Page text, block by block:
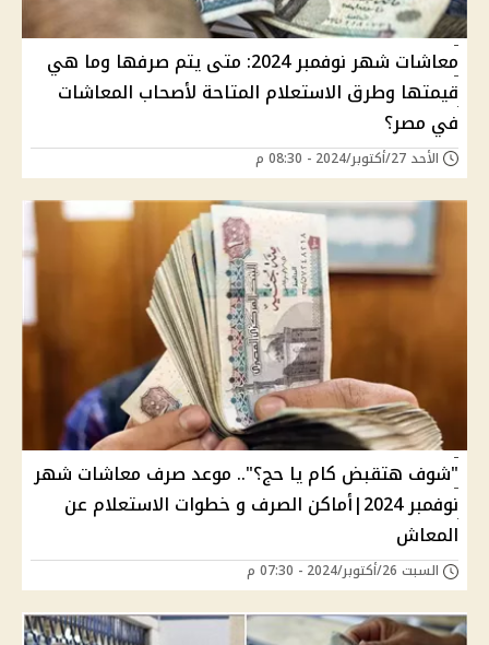
معاشات شهر نوفمبر 2024: متى يتم صرفها وما هي
قيمتها وطرق الاستعلام المتاحة لأصحاب المعاشات
في مصر؟
الأحد 27/أكتوبر/2024 - 08:30 م
"شوف هتقبض كام يا حج؟".. موعد صرف معاشات شهر
نوفمبر 2024|أماكن الصرف و خطوات الاستعلام عن
المعاش
السبت 26/أكتوبر/2024 - 07:30 م